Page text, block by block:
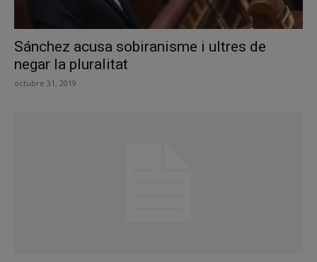
Sánchez acusa sobiranisme i ultres de
negar la pluralitat
octubre 31, 2019